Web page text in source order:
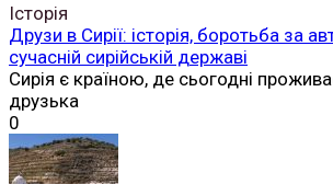
Історія
Друзи в Сирії: історія, боротьба за
сучасній сирійській державі
Сирія є країною, де сьогодні
друзька
0